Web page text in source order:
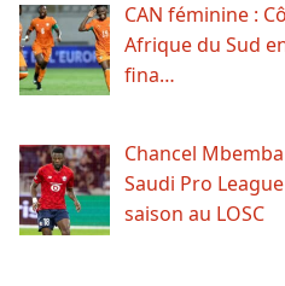
CAN féminine :
Afrique du Sud
fina…
Chancel
Saudi Pro
saison au LOSC